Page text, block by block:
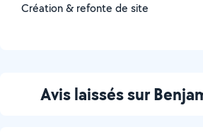
Création & refonte de site
Avis laissés sur